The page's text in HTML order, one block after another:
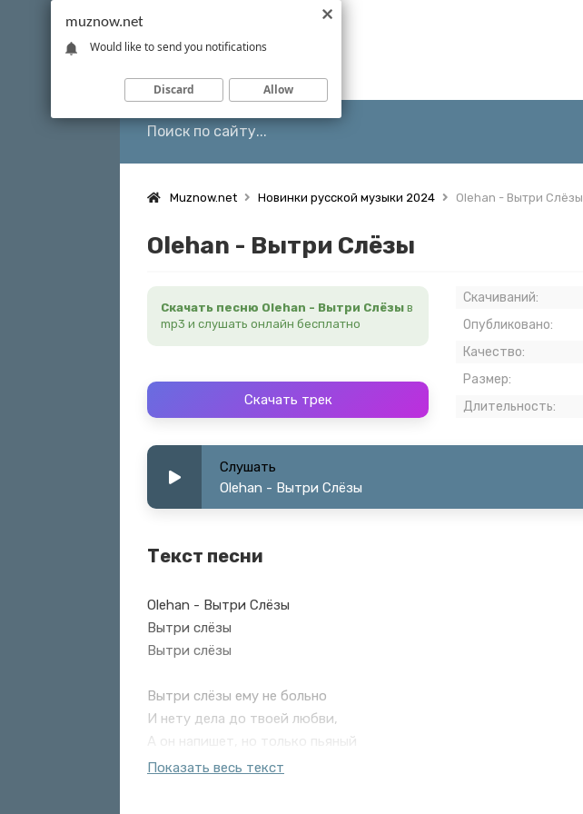
Muznow.net Новинки русской музыки 2024 Olehan - Вытри Слёзы
Olehan - Вытри Слёзы
Скачать песню Olehan - Вытри Слёзы в
mp3 и слушать онлайн бесплатно
Скачать трек
Скачиваний:
Опубликовано:
Качество:
Размер:
Длительность:
Слушать
Olehan - Вытри Слёзы
Текст песни
Olehan - Вытри Слёзы
Вытри слёзы
Вытри слёзы
Вытри слёзы ему не больно
И нету дела до твоей любви,
А он напишет, но только пьяный
И ты не вздумай к нему идти
Показать весь текст
muznow.net
Would like to send you notifications
Discard Allow